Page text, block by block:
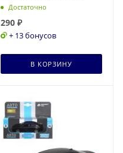
Достаточно
290₽
+ 13 бонусов
В КОРЗИНУ